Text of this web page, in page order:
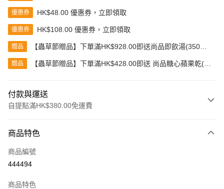
優惠券 HK$48.00 優惠券，立即領取
優惠券 HK$108.00 優惠券，立即領取
贈品
【蟲草節贈品】下單滿HK$928.00即送尚品即飲湯(350克)
贈品
【蟲草節贈品】下單滿HK$428.00即送 尚品糖心蘋果乾(80
付款與運送
自提點滿HK$380.00免運費
信用卡
Apple Pay
商品特色
商品編號
444494
商品特色